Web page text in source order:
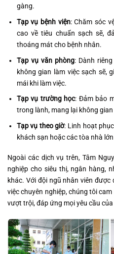
gàng.
Tạp vụ bệnh viện: Chăm sóc
cao về tiêu chuẩn sạch sẽ,
thoáng mát cho bệnh nhân.
Tạp vụ văn phòng: Dành
không gian làm việc sạch sẽ,
mái khi làm việc.
Tạp vụ trường học: Đảm bảo
trong lành, mang lại không
Tạp vụ theo giờ: Linh hoạt
khách sạn hoặc các tòa nhà
Ngoài các dịch vụ trên, Tâm
nghiệp cho siêu thị, ngân hàng,
khác. Với đội ngũ nhân viên
việc chuyên nghiệp, chúng tôi
vượt trội, đáp ứng mọi yêu cầu